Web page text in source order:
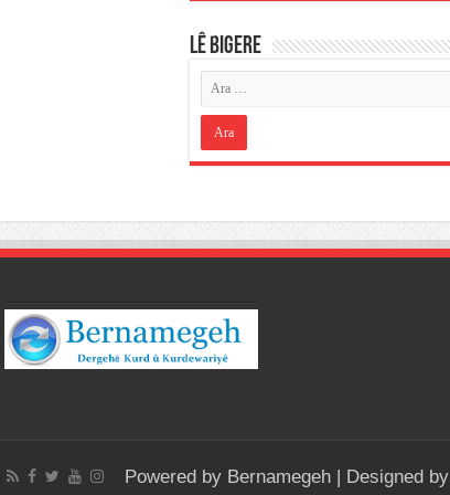
LÊ BIGERE
Powered by Bernamegeh| Designed by